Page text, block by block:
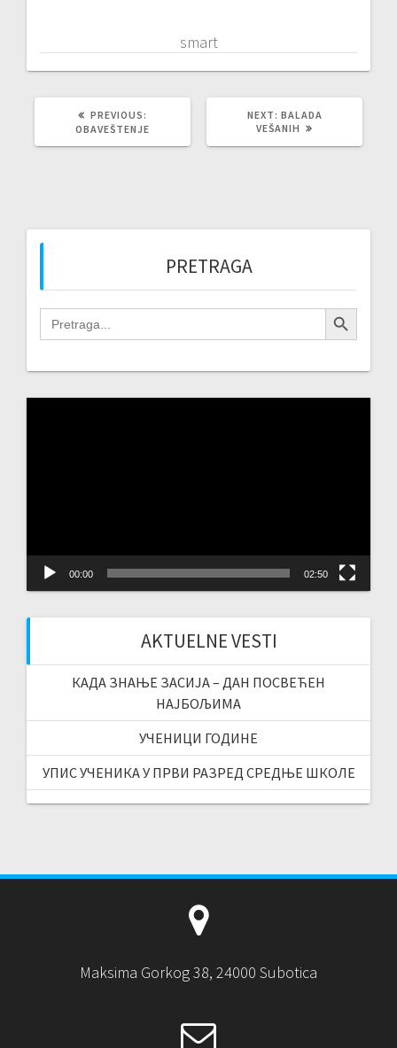
smart
PREVIOUS:
POST:
OBAVEŠTENJE
NEXT: NEXT
POST:
BALADA
VEŠANIH
PRETRAGA
Search
for:
Search Button
00:00 02:50
AKTUELNE VESTI
КАДА ЗНАЊЕ ЗАСИЈА – ДАН ПОСВЕЋЕН
НАЈБОЉИМА
УЧЕНИЦИ ГОДИНЕ
УПИС УЧЕНИКА У ПРВИ РАЗРЕД СРЕДЊЕ ШКОЛЕ
Maksima Gorkog 38, 24000 Subotica